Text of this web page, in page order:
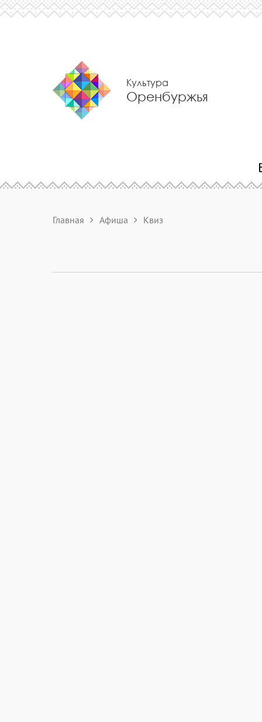
Культура
Оренбуржья
Главная Афиша Квиз